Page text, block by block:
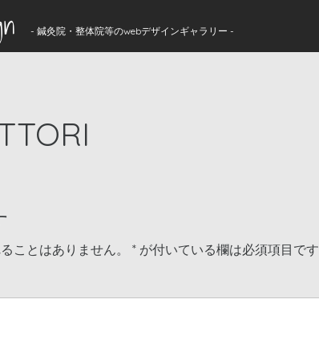
- 鍼灸院・整体院等のwebデザインギャラリー -
ことはありません。 * が付いている欄は必須項目です